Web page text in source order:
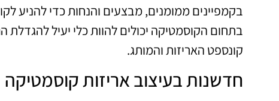
בקמפיינים ממומנים, מבצעים והנחות כדי להניע
בתחום הקוסמטיקה יכולים להוות כלי יעיל
קונספט האריזות והמותג.
חדשנות בעיצוב אריזות קוסמטיקה